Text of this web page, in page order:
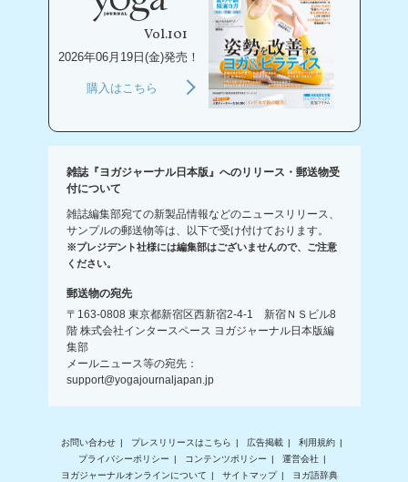
Vol.101
2026年06月19日(金)発売！
購入はこちら
雑誌『ヨガジャーナル日本版』へのリリース・郵送物受
付について
雑誌編集部宛ての新製品情報などのニュースリリース、
サンプルの郵送物等は、以下で受け付けております。
※プレジデント社様には編集部はございませんので、ご注意
ください。
郵送物の宛先
〒163-0808 東京都新宿区西新宿2-4-1 新宿ＮＳビル8
階 株式会社インタースペース ヨガジャーナル日本版編
集部
メールニュース等の宛先：
support@yogajournaljapan.jp
お問い合わせ プレスリリースはこちら 広告掲載
利用規約
プライバシーポリシー
コンテンツポリシー
運営会社
ヨガジャーナルオンラインについて
サイトマップ ヨガ語辞典